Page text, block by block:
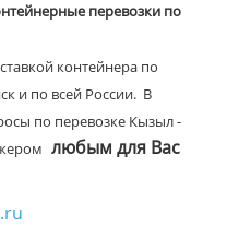
перевозки по
контейнера по
и по всей России. В
по перевозке Кызыл -
любым для Вас